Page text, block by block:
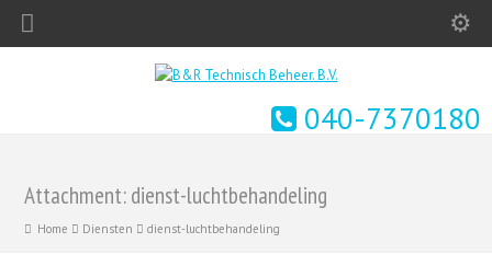
040-7370180
Attachment: dienst-luchtbehandeling
Home Diensten dienst-luchtbehandeling